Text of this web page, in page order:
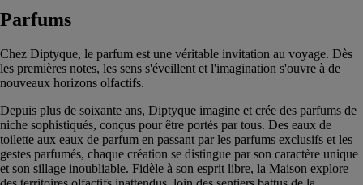
Parfums
Chez Diptyque, le parfum est une véritable invitation au voyage. Dès
les premières notes, les sens s'éveillent et l'imagination s'ouvre à de
nouveaux horizons olfactifs.
Depuis plus de soixante ans, Diptyque imagine et crée des parfums de
niche sophistiqués, conçus pour être portés par tous. Des eaux de
toilette aux eaux de parfum en passant par les parfums exclusifs et les
gestes parfumés, chaque création se distingue par son caractère unique
et son sillage inoubliable. Fidèle à son esprit libre, la Maison explore